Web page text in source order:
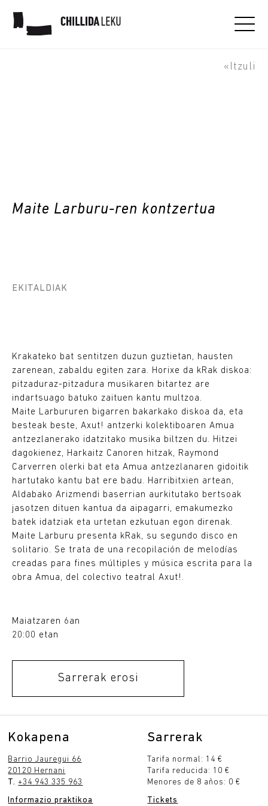
Maite Larburu-ren
«Itzuli
Maite Larburu-ren kontzertua
EKITALDIAK
Krakateko bat sentitzen duzun guztietan, hausten
zarenean, zabaldu egiten zara. Horixe da kRak diskoa:
pitzaduraz-pitzadura musikaren bitartez are
indartsuago batuko zaituen kantu multzoa.
Maite Larbururen bigarren bakarkako diskoa da, eta
besteak beste, Axut! antzerki kolektiboaren Amua
antzezlanerako idatzitako musika biltzen du. Hitzei
dagokienez, Harkaitz Canoren hitzak, Raymond
Carverren olerki bat eta Amua antzezlanaren gidoitik
hartutako kantu bat ere badu. Harribitxien artean,
Aldabako Arizmendi baserrian aurkitutako bertsoak
jasotzen dituen kantua da aipagarri, emakumezko
batek idatziak eta urtetan ezkutuan egon direnak.
Maite Larburu presenta kRak, su segundo disco en
solitario. Se trata de una recopilación de melodías
creadas para fines múltiples y música escrita para la
obra Amua, del colectivo teatral Axut!.
Maiatzaren 6an
20:00 etan
Sarrerak erosi
Kokapena
Barrio Jauregui 66
20120 Hernani
T.+34 943 335 963
Informazio praktikoa
Sarrerak
Tarifa normal: 14 €
Tarifa reducida: 10 €
Menores de 8 años: 0 €
Tickets